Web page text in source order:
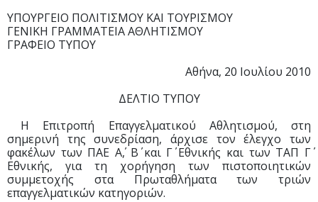
ΥΠΟΥΡΓΕΙΟ ΠΟΛΙΤΙΣΜΟΥ ΚΑΙ ΤΟΥΡΙΣΜΟΥ
ΓΕΝΙΚΗ ΓΡΑΜΜΑΤΕΙΑ ΑΘΛΗΤΙΣΜΟΥ
ΓΡΑΦΕΙΟ ΤΥΠΟΥ
Αθήνα, 20 Ιουλίου 2010
ΔΕΛΤΙΟ ΤΥΠΟΥ
Η Επιτροπή Επαγγελματικού Αθλητισμού, στη
σημερινή της συνεδρίαση, άρχισε τον έλεγχο των
φακέλων των ΠΑΕ Α΄, Β΄ και Γ΄ Εθνικής και των ΤΑΠ Γ΄
Εθνικής, για τη χορήγηση των πιστοποιητικών
συμμετοχής στα Πρωταθλήματα των τριών
επαγγελματικών κατηγοριών.